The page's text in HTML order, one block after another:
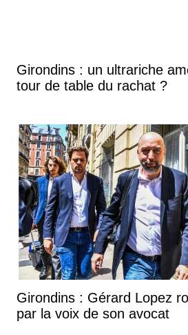
Girondins : un ultrariche
tour de table du rachat ?
Girondins : Gérard Lopez
par la voix de son avocat